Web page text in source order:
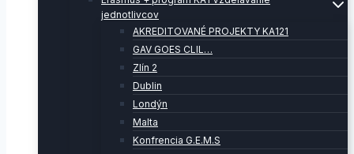
jednotlivcov
AKREDITOVANÉ PROJEKTY KA121
GAV GOES CLIL…
Zlín 2
Dublin
Londýn
Malta
Konfrencia G.E.M.S